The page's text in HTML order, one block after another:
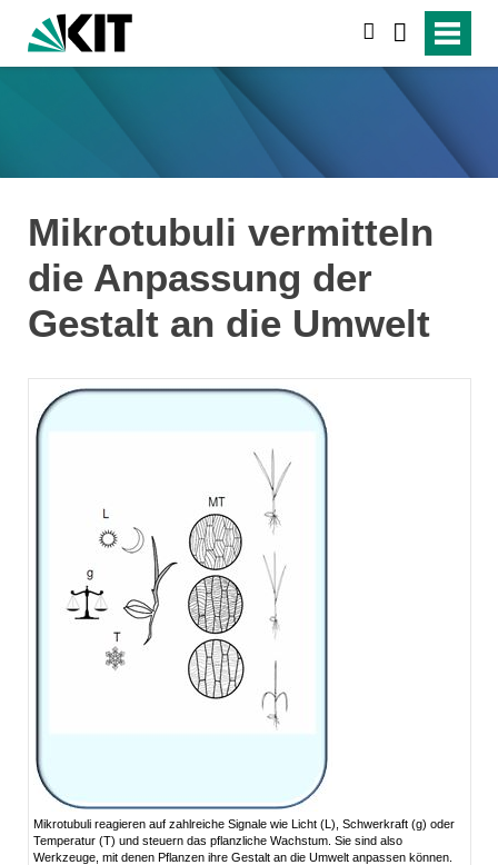
Mikrotubuli vermitteln
die Anpassung der
Gestalt an die Umwelt
Mikrotubuli reagieren auf zahlreiche Signale wie Licht (L), Schwerkraft (g) oder
Temperatur (T) und steuern das pflanzliche Wachstum. Sie sind also
Werkzeuge, mit denen Pflanzen ihre Gestalt an die Umwelt anpassen können.